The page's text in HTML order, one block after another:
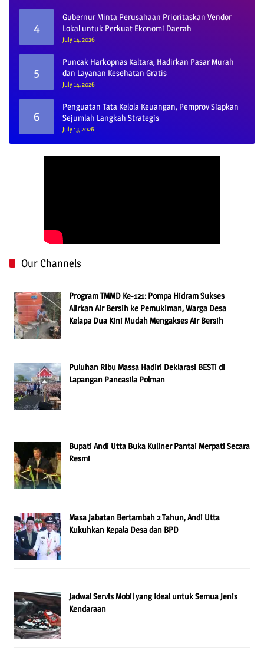
4
Gubernur Minta Perusahaan Prioritaskan Vendor
Lokal untuk Perkuat Ekonomi Daerah
July 14, 2026
5
Puncak Harkopnas Kaltara, Hadirkan Pasar Murah
dan Layanan Kesehatan Gratis
July 14, 2026
6
Penguatan Tata Kelola Keuangan, Pemprov Siapkan
Sejumlah Langkah Strategis
July 13, 2026
Our Channels
Program TMMD Ke-121: Pompa Hidram Sukses
Alirkan Air Bersih ke Pemukiman, Warga Desa
Kelapa Dua Kini Mudah Mengakses Air Bersih
Puluhan Ribu Massa Hadiri Deklarasi BESTi di
Lapangan Pancasila Polman
Bupati Andi Utta Buka Kuliner Pantai Merpati Secara
Resmi
Masa Jabatan Bertambah 2 Tahun, Andi Utta
Kukuhkan Kepala Desa dan BPD
Jadwal Servis Mobil yang Ideal untuk Semua Jenis
Kendaraan